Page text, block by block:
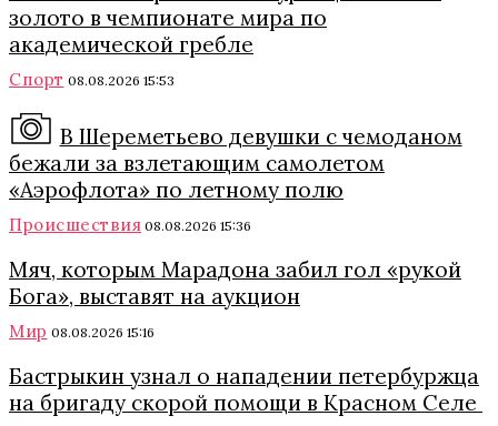
золото в чемпионате мира по
академической гребле
Спорт 08.08.2026 15:53
В Шереметьево девушки с чемоданом
бежали за взлетающим самолетом
«Аэрофлота» по летному полю
Происшествия 08.08.2026 15:36
Мяч, которым Марадона забил гол «рукой
Бога», выставят на аукцион
Мир 08.08.2026 15:16
Бастрыкин узнал о нападении петербуржца
на бригаду скорой помощи в Красном Селе